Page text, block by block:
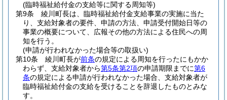
(臨時福祉給付金の支給等に関する周知等)
第9条
綾川町長は、臨時福祉給付金支給事業の実施に当た
り、支給対象者の要件、申請の方法、申請受付開始日等の
事業の概要について、広報その他の方法による住民への周
知を行う。
(申請が行われなかった場合等の取扱い)
第10条
綾川町長が前条の規定による周知を行ったにもかか
わらず、支給対象者から第5条第2項の申請期限までに第6
条の規定による申請が行われなかった場合、支給対象者が
臨時福祉給付金の支給を受けることを辞退したものとみな
す。